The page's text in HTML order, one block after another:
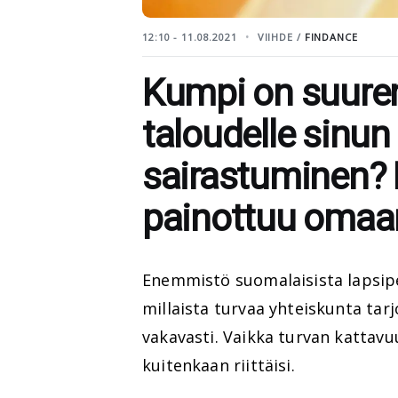
12:10 - 11.08.2021 VIIHDE / FINDANCE
Kumpi on
taloudelle
sairastuminen?
painottuu
Enemmistö suomalaisista
millaista turvaa yhteiskunta
vakavasti. Vaikka turvan
kuitenkaan riittäisi.